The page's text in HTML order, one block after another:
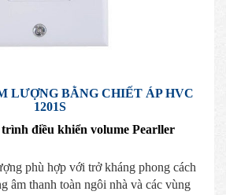
LƯỢNG BẰNG CHIẾT ÁP HVC
1201S
điều khiển volume Pearller
phù hợp với trở kháng phong cách
âm thanh toàn ngôi nhà và các vùng